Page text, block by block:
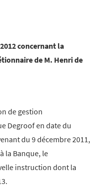
concernant la
de M. Henri de
de gestion
Degroof en date du
du 9 décembre 2011,
la Banque, le
instruction dont la